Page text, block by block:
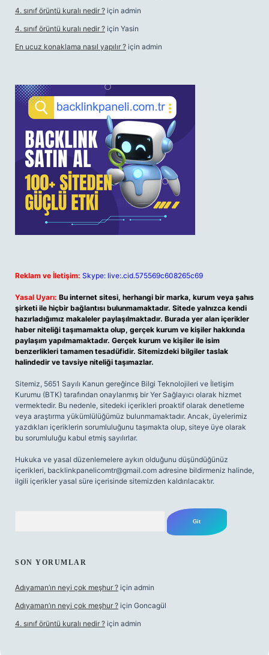
4. sınıf örüntü kuralı nedir ? için admin
4. sınıf örüntü kuralı nedir ? için Yasin
En ucuz konaklama nasıl yapılır ? için admin
Reklam ve İletişim: Skype: live:.cid.575569c608265c69
Yasal Uyarı: Bu internet sitesi, herhangi bir marka, kurum veya şahıs
şirketi ile hiçbir bağlantısı bulunmamaktadır. Sitede yalnızca kendi
hazırladığımız makaleler paylaşılmaktadır. Burada yer alan içerikler
haber niteliği taşımamakta olup, gerçek kurum ve kişiler hakkında
paylaşım yapılmamaktadır. Gerçek kurum ve kişiler ile isim
benzerlikleri tamamen tesadüfidir. Sitemizdeki bilgiler taslak
halindedir ve tavsiye niteliği taşımazlar.
Sitemiz, 5651 Sayılı Kanun gereğince Bilgi Teknolojileri ve İletişim
Kurumu (BTK) tarafından onaylanmış bir Yer Sağlayıcı olarak hizmet
vermektedir. Bu nedenle, sitedeki içerikleri proaktif olarak denetleme
veya araştırma yükümlülüğümüz bulunmamaktadır. Ancak, üyelerimiz
yazdıkları içeriklerin sorumluluğunu taşımakta olup, siteye üye olarak
bu sorumluluğu kabul etmiş sayılırlar.
Hukuka ve yasal düzenlemelere aykırı olduğunu düşündüğünüz
içerikleri, backlinkpanelicomtr@gmail.com adresine bildirmeniz halinde,
ilgili içerikler yasal süre içerisinde sitemizden kaldırılacaktır.
SON YORUMLAR
Adıyaman’ın neyi çok meşhur ? için admin
Adıyaman’ın neyi çok meşhur ? için Goncagül
4. sınıf örüntü kuralı nedir ? için admin